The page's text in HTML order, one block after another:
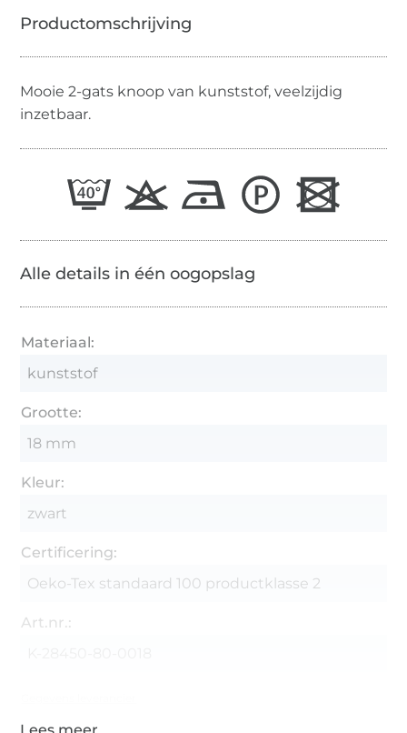
Mooie 2-gats knoop van kunststof, veelzijdig
inzetbaar.
Alle details in één oogopslag
Materiaal:
kunststof
Grootte:
18 mm
Kleur:
zwart
Certificering:
Oeko-Tex standaard 100 productklasse 2
Art.nr.: